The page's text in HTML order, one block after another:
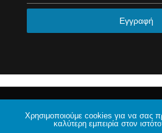
Εγγραφή
Χρησιμοποιούμε cookies για να σας
καλύτερη εμπειρία στον